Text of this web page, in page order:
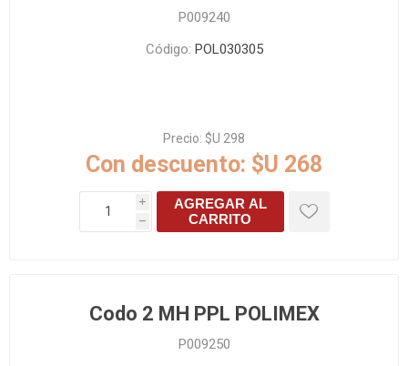
P009240
Código: POL030305
Precio: $U 298
Con descuento: $U 268
i
h
AGREGAR AL
CARRITO
Codo 2 MH PPL POLIMEX
P009250